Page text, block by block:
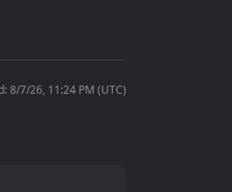
8/7/26, 11:24 PM (UTC)